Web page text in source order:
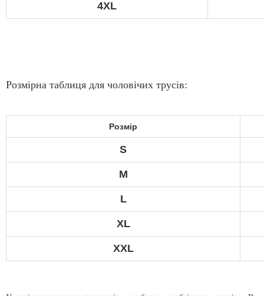
4XL
Розмірна таблиця для чоловічих трусів:
Розмір
S
М
L
XL
XXL